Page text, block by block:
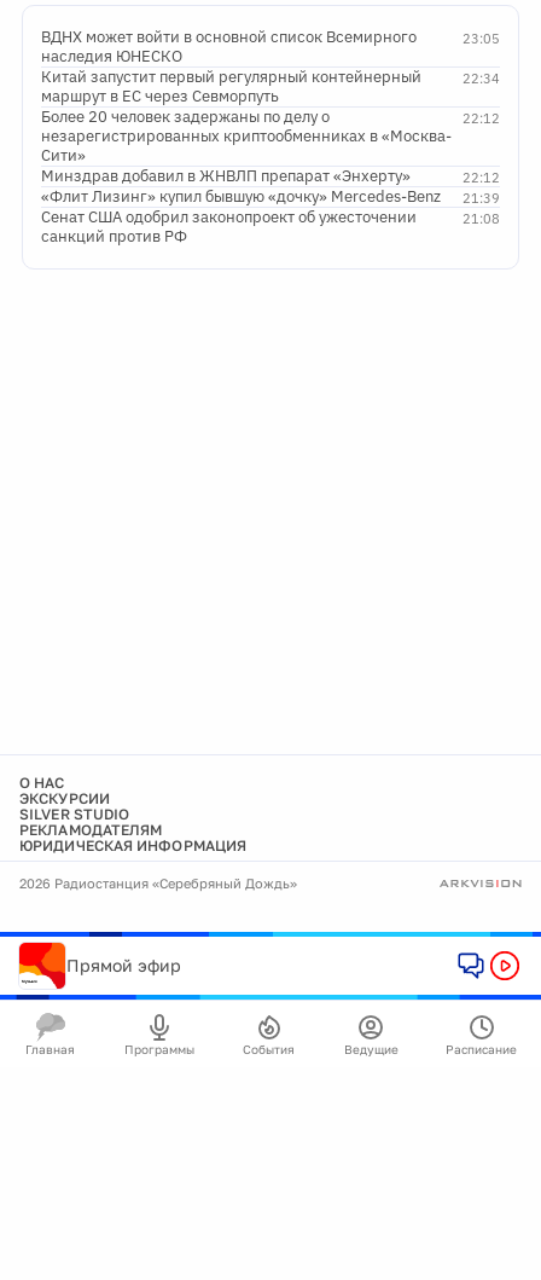
23:05
ВДНХ может войти в основной список Всемирного
наследия ЮНЕСКО
22:34
Китай запустит первый регулярный контейнерный
маршрут в ЕС через Севморпуть
22:12
Более 20 человек задержаны по делу о
незарегистрированных криптообменниках в «Москва-
Сити»
22:12
Минздрав добавил в ЖНВЛП препарат «Энхерту»
21:39
«Флит Лизинг» купил бывшую «дочку» Mercedes-Benz
21:08
Сенат США одобрил законопроект об ужесточении
санкций против РФ
О НАС
ЭКСКУРСИИ
SILVER STUDIO
РЕКЛАМОДАТЕЛЯМ
ЮРИДИЧЕСКАЯ ИНФОРМАЦИЯ
2026 Радиостанция «Серебряный Дождь»
Прямой эфир
Главная Программы События Ведущие Расписание